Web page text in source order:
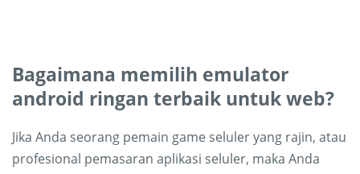
Bagaimana memilih emulator
android ringan terbaik untuk web?
Jika Anda seorang pemain game seluler yang rajin, atau
profesional pemasaran aplikasi seluler, maka Anda